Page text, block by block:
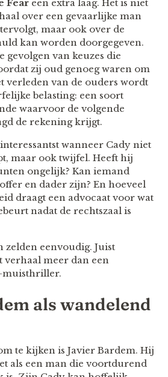
Fear een extra laag. Het is niet
over een gevaarlijke man
maar ook over de
kan worden doorgegeven.
gevolgen van keuzes die
zij oud genoeg waren om
verleden van de ouders wordt
belasting: een soort
waarvoor de volgende
de rekening krijgt.
wanneer Cady niet
maar ook twijfel. Heeft hij
ongelijk? Kan iemand
en dader zijn? En hoeveel
draagt een advocaat voor wat
nadat de rechtszaal is
zelden eenvoudig. Juist
verhaal meer dan een
muisthriller.
als wandelend
te kijken is Javier Bardem. Hij
als een man die voortdurend